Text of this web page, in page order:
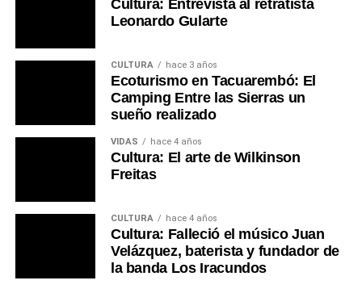
Cultura: Entrevista al retratista
Leonardo Gularte
CULTURA hace 3 años
Ecoturismo en Tacuarembó: El
Camping Entre las Sierras un
sueño realizado
VIDAS hace 4 años
Cultura: El arte de Wilkinson
Freitas
CULTURA hace 4 años
Cultura: Falleció el músico Juan
Velázquez, baterista y fundador de
la banda Los Iracundos